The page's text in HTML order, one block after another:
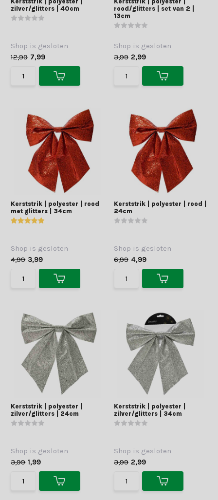
zilver/glitters | 40cm
Shop is gesloten
12,99 7,99
rood/glitters | set van 2 |
13cm
Shop is gesloten
3,99 2,99
Kerststrik | polyester | rood
met glitters | 34cm
Shop is gesloten
4,99 3,99
Kerststrik | polyester | rood |
24cm
Shop is gesloten
6,99 4,99
Kerststrik | polyester |
zilver/glitters | 24cm
Shop is gesloten
3,99 1,99
Kerststrik | polyester |
zilver/glitters | 34cm
Shop is gesloten
3,99 2,99